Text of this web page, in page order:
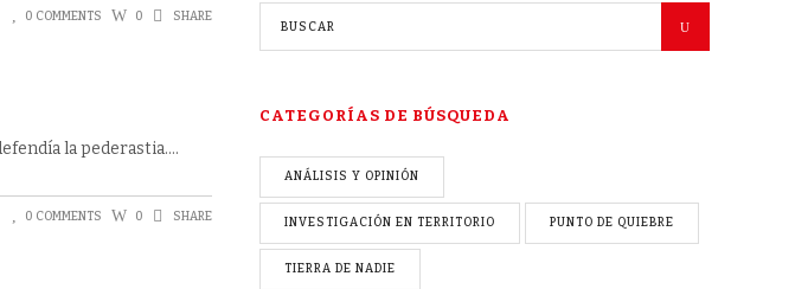
0 COMMENTS 0 SHARE
la pederastia.
0 COMMENTS 0 SHARE
CATEGORÍAS DE BÚSQUEDA
ANÁLISIS Y OPINIÓN
INVESTIGACIÓN EN TERRITORIO PUNTO DE QUIEBRE
TIERRA DE NADIE